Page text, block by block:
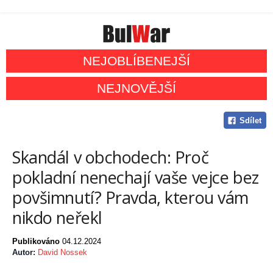
NEJOBLÍBENEJŠÍ
NEJNOVĚJŠÍ
Sdílet
Skandál v obchodech: Proč
pokladní nenechají vaše vejce bez
povšimnutí? Pravda, kterou vám
nikdo neřekl
Publikováno 04.12.2024
Autor: David Nossek